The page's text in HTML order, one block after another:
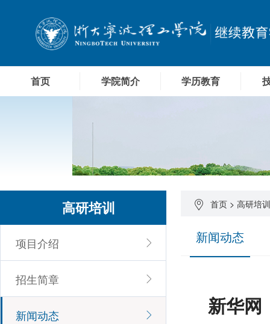
首页 学院简介 学历教育
首页 > 高研培训
新闻动态
新华网
高研培训
项目介绍
招生简章
新闻动态